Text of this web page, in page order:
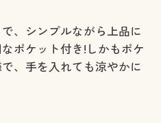
、シンプルながら上品に
ポケット付き!しかもポケ
、手を入れても涼やかに